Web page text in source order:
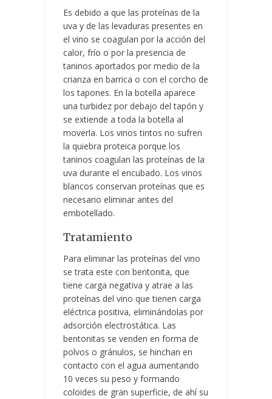
Es debido a que las proteínas de la
uva y de las levaduras presentes en
el vino se coagulan por la acción del
calor, frío o por la presencia de
taninos aportados por medio de la
crianza en barrica o con el corcho de
los tapones. En la botella aparece
una turbidez por debajo del tapón y
se extiende a toda la botella al
moverla. Los vinos tintos no sufren
la quiebra proteica porque los
taninos coagulan las proteínas de la
uva durante el encubado. Los vinos
blancos conservan proteínas que es
necesario eliminar antes del
embotellado.
Tratamiento
Para eliminar las proteínas del vino
se trata este con bentonita, que
tiene carga negativa y atrae a las
proteínas del vino que tienen carga
eléctrica positiva, eliminándolas por
adsorción electrostática. Las
bentonitas se venden en forma de
polvos o gránulos, se hinchan en
contacto con el agua aumentando
10 veces su peso y formando
coloides de gran superficie, de ahí su